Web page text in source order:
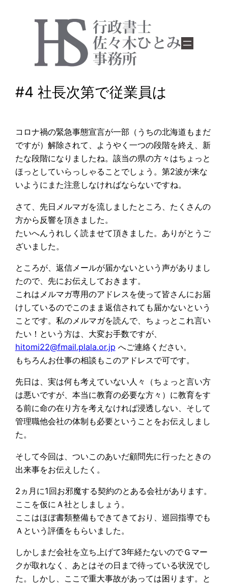
#4 社長次第で従業員は
コロナ禍の緊急事態宣言が一部（うちの北海道もまだ
ですが）解除されて、ようやく一つの段階を終え、新
たな段階になりましたね。該当の県の方々はちょっと
ほっとしていらっしゃることでしょう。第2波が来な
いようにまた注意しなければならないですね。
さて、先日メルマガを流しましたところ、たくさんの
方から反響を頂きました。
たいへんうれしく読ませて頂きました。ありがとうご
ざいました。
ところが、返信メールが届かないという声がありまし
たので、先にお伝えしておきます。
これはメルマガ専用のアドレスを使って皆さんにお届
けしているのでこのまま返信されても届かないという
ことです。私のメルマガを読んで、ちょっとこれ言い
たい！という方は、大変お手数ですが、
hitomi22@fmail.plala.or.jp へご連絡ください。
もちろんお仕事の相談もこのアドレスで可です。
先日は、実は何も考えていない人々（ちょっと言い方
は悪いですが、本当に教育の必要な方々）に教育をす
る前に命の在り方を考えなければ浸透しない、そして
管理職他会社の体制も必要ということをお伝えしまし
た。
そして今回は、ついこのあいだ顧問先に行ったときの
出来事をお伝えしたく。
2ヵ月に1回お邪魔する契約のとある会社があります。
ここを仮にＡ社としましょう。
ここはほぼ書類整備もできてきており、巡回指導でも
Ａという評価をもらいました。
しかしまだ会社を立ち上げて3年経たないのでＧマー
クが取れなく、あとはその日まで待っている状況でし
た。しかし、ここで重大事故があっては困ります。と